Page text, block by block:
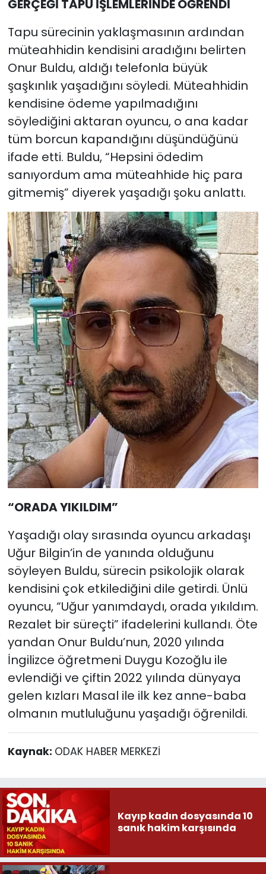
GERÇEĞİ TAPU İŞLEMLERİNDE ÖĞRENDİ
Tapu sürecinin yaklaşmasının ardından
müteahhidin kendisini aradığını belirten
Onur Buldu, aldığı telefonla büyük
şaşkınlık yaşadığını söyledi. Müteahhidin
kendisine ödeme yapılmadığını
söylediğini aktaran oyuncu, o ana kadar
tüm borcun kapandığını düşündüğünü
ifade etti. Buldu, “Hepsini ödedim
sanıyordum ama müteahhide hiç para
gitmemiş” diyerek yaşadığı şoku anlattı.
“ORADA YIKILDIM”
Yaşadığı olay sırasında oyuncu arkadaşı
Uğur Bilgin’in de yanında olduğunu
söyleyen Buldu, sürecin psikolojik olarak
kendisini çok etkilediğini dile getirdi. Ünlü
oyuncu, “Uğur yanımdaydı, orada yıkıldım.
Rezalet bir süreçti” ifadelerini kullandı. Öte
yandan Onur Buldu’nun, 2020 yılında
İngilizce öğretmeni Duygu Kozoğlu ile
evlendiği ve çiftin 2022 yılında dünyaya
gelen kızları Masal ile ilk kez anne-baba
olmanın mutluluğunu yaşadığı öğrenildi.
Kaynak: ODAK HABER MERKEZİ
Kayıp kadın dosyasında 10
sanık hakim karşısında